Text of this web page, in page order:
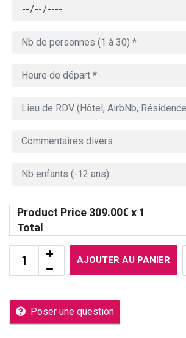
Product Price 309.00€ x 1
Total
AJOUTER AU PANIER
Poser une question